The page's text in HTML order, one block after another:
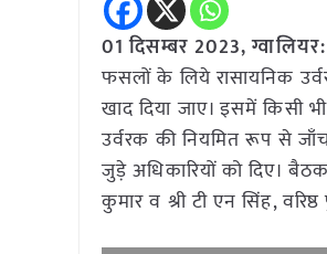
01 दिसम्बर 2023, ग्वालियर:
फसलों के लिये रासायनिक
खाद दिया जाए। इसमें किसी
उर्वरक की नियमित रूप से
जुड़े अधिकारियों को दिए।
कुमार व श्री टी एन सिंह,